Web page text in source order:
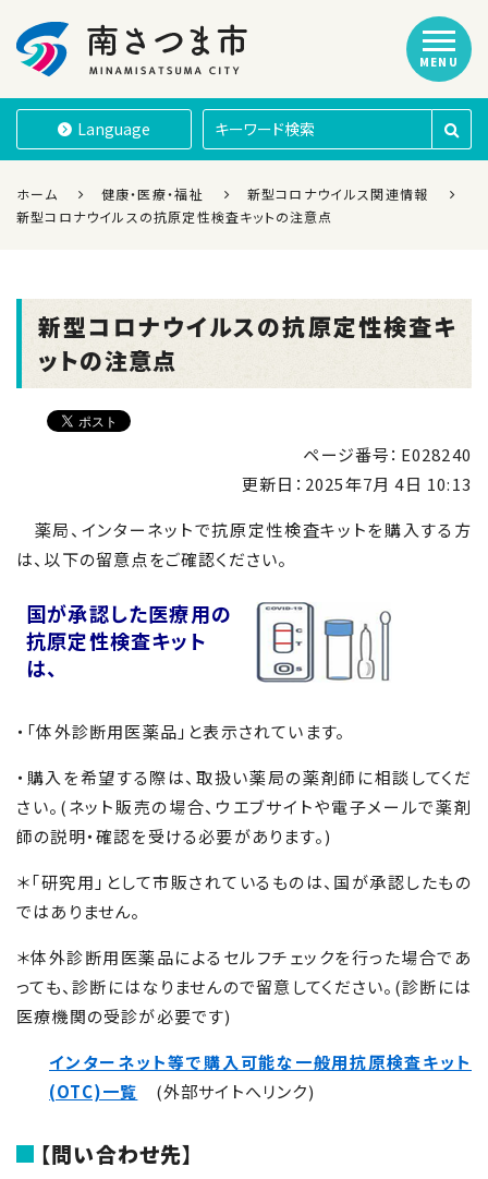
南さつま市
Language
MENU
ホーム 健康・医療・福祉
新型コロナウイルス関連情報
新型コロナウイルスの抗原定性検査キットの注意点
新型コロナウイルスの抗原定性検査キ
ットの注意点
ページ番号：E028240
更新日： 2025年7月 4日 10:13
薬局、インターネットで抗原定性検査キットを購入する方
は、以下の留意点をご確認ください。
国が承認した医療用の
抗原定性検査キット
は、
・「体外診断用医薬品」と表示されています。
・購入を希望する際は、取扱い薬局の薬剤師に相談してくだ
さい。(ネット販売の場合、ウエブサイトや電子メールで薬剤
師の説明・確認を受ける必要があります。)
＊「研究用」として市販されているものは、国が承認したもの
ではありません。
＊体外診断用医薬品によるセルフチェックを行った場合であ
っても、診断にはなりませんので留意してください。(診断には
医療機関の受診が必要です)
インターネット等で購入可能な一般用抗原検査キット
(OTC)一覧 (外部サイトへリンク)
【問い合わせ先】